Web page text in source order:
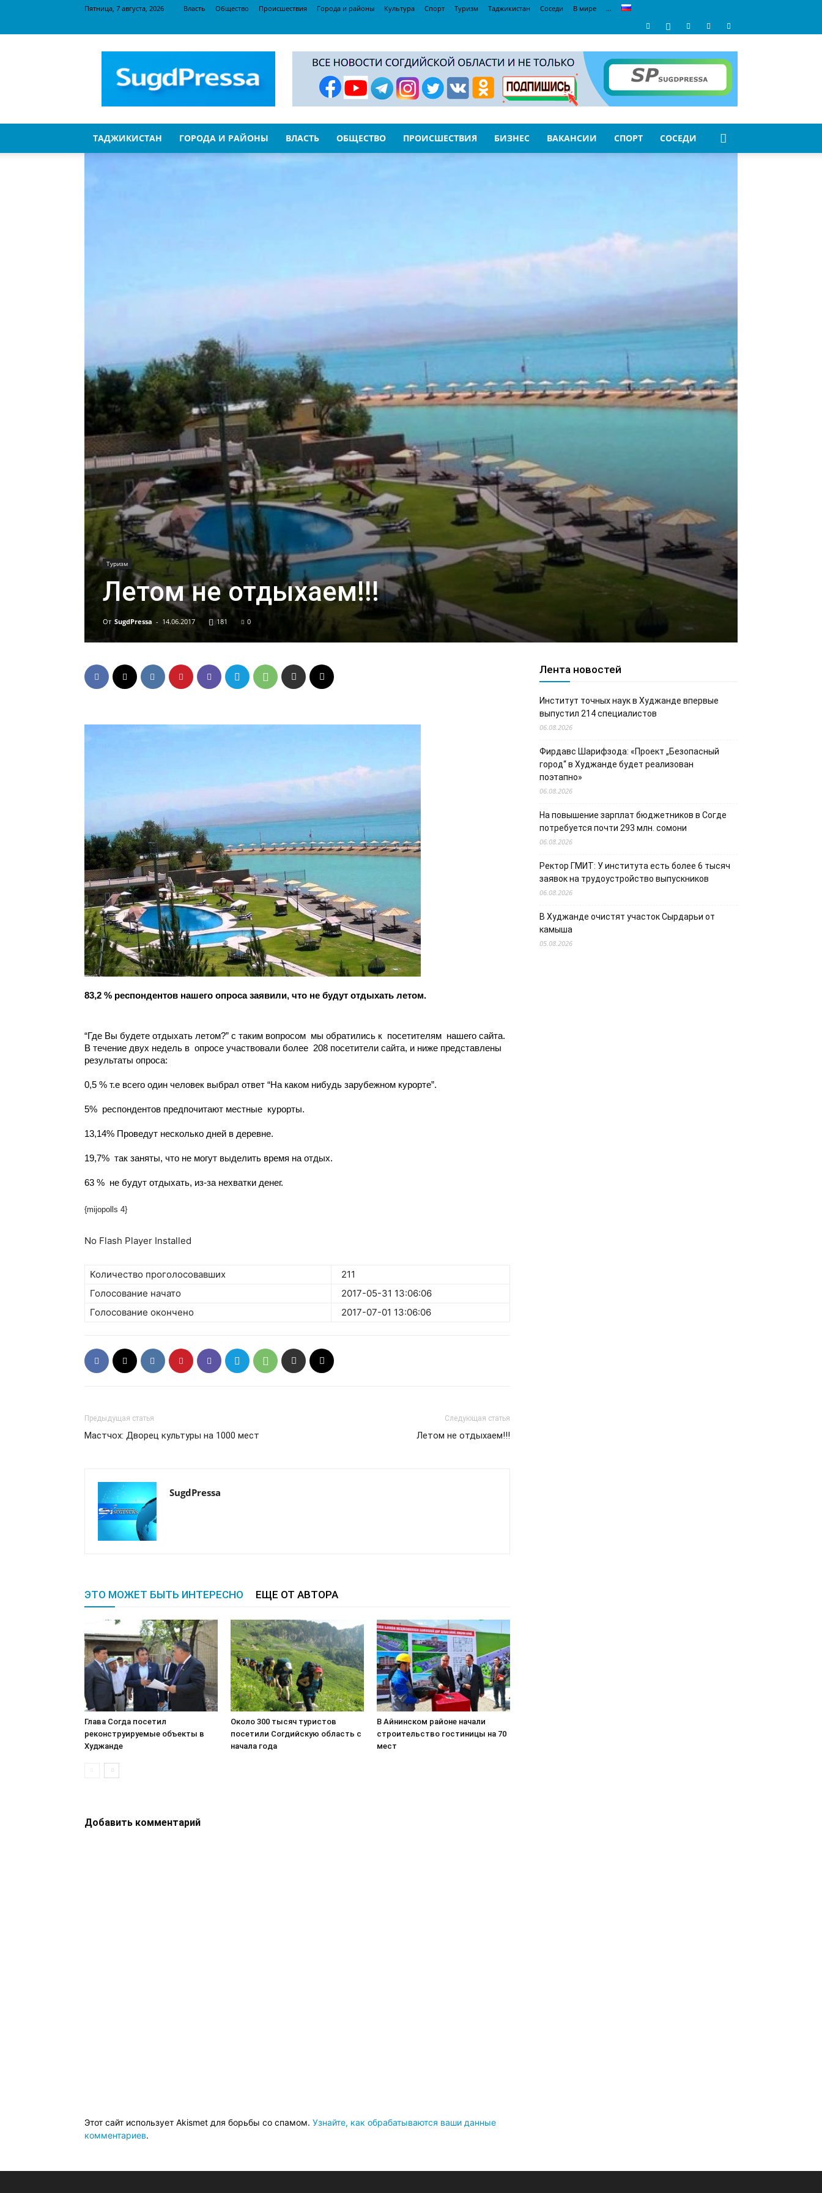
Пятница, 7 августа, 2026 Власть Общество Происшествия Города и районы Культура Спорт Туризм Таджикистан Соседи В мире …
ТАДЖИКИСТАН ГОРОДА И РАЙОНЫ ВЛАСТЬ ОБЩЕСТВО ПРОИСШЕСТВИЯ БИЗНЕС ВАКАНСИИ СПОРТ СОСЕДИ
Туризм
Летом не отдыхаем!!!
От SugdPressa - 14.06.2017 181 0
83,2 % респондентов нашего опроса заявили, что не будут отдыхать летом.
“Где Вы будете отдыхать летом?” с таким вопросом  мы обратились к  посетителям  нашего сайта.
В течение двух недель в  опросе участвовали более  208 посетители сайта, и ниже представлены
результаты опроса:
0,5 % т.е всего один человек выбрал ответ “На каком нибудь зарубежном курорте”.
5%  респондентов предпочитают местные  курорты.
13,14% Проведут несколько дней в деревне.
19,7%  так заняты, что не могут выделить время на отдых.
63 %  не будут отдыхать, из-за нехватки денег.
{mijopolls 4}
No Flash Player Installed
Количество проголосовавших
211
Голосование начато
2017-05-31 13:06:06
Голосование окончено
2017-07-01 13:06:06
Предыдущая статья
Мастчох: Дворец культуры на 1000 мест
Следующая статья
Летом не отдыхаем!!!
SugdPressa
ЭТО МОЖЕТ БЫТЬ ИНТЕРЕСНО ЕЩЕ ОТ АВТОРА
Глава Согда посетил
реконструируемые объекты в
Худжанде
Около 300 тысяч туристов
посетили Согдийскую область с
начала года
В Айнинском районе начали
строительство гостиницы на 70
мест
Добавить комментарий
Этот сайт использует Akismet для борьбы со спамом. Узнайте, как обрабатываются ваши данные
комментариев.
Лента новостей
Институт точных наук в Худжанде впервые
выпустил 214 специалистов
06.08.2026
Фирдавс Шарифзода: «Проект „Безопасный
город“ в Худжанде будет реализован
поэтапно»
06.08.2026
На повышение зарплат бюджетников в Согде
потребуется почти 293 млн. сомони
06.08.2026
Ректор ГМИТ: У института есть более 6 тысяч
заявок на трудоустройство выпускников
06.08.2026
В Худжанде очистят участок Сырдарьи от
камыша
05.08.2026